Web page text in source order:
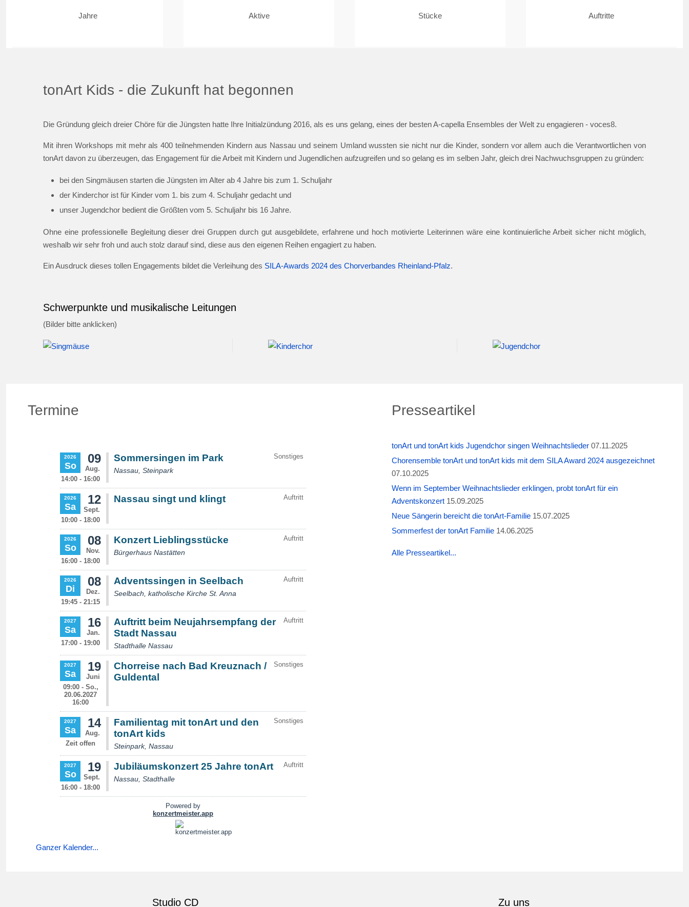
Jahre Aktive Stücke Auftritte
tonArt Kids - die Zukunft hat begonnen
Die Gründung gleich dreier Chöre für die Jüngsten hatte Ihre Initialzündung 2016, als es uns gelang, eines der besten A-capella Ensembles der Welt zu engagieren - voces8.
Mit ihren Workshops mit mehr als 400 teilnehmenden Kindern aus Nassau und seinem Umland wussten sie nicht nur die Kinder, sondern vor allem auch die Verantwortlichen von
tonArt davon zu überzeugen, das Engagement für die Arbeit mit Kindern und Jugendlichen aufzugreifen und so gelang es im selben Jahr, gleich drei Nachwuchsgruppen zu gründen:
bei den Singmäusen starten die Jüngsten im Alter ab 4 Jahre bis zum 1. Schuljahr
der Kinderchor ist für Kinder vom 1. bis zum 4. Schuljahr gedacht und
unser Jugendchor bedient die Größten vom 5. Schuljahr bis 16 Jahre.
Ohne eine professionelle Begleitung dieser drei Gruppen durch gut ausgebildete, erfahrene und hoch motivierte Leiterinnen wäre eine kontinuierliche Arbeit sicher nicht möglich,
weshalb wir sehr froh und auch stolz darauf sind, diese aus den eigenen Reihen engagiert zu haben.
Ein Ausdruck dieses tollen Engagements bildet die Verleihung des SILA-Awards 2024 des Chorverbandes Rheinland-Pfalz.
Schwerpunkte und musikalische Leitungen
(Bilder bitte anklicken)
Termine
Ganzer Kalender...
Presseartikel
tonArt und tonArt kids Jugendchor singen Weihnachtslieder 07.11.2025
Chorensemble tonArt und tonArt kids mit dem SILA Award 2024 ausgezeichnet
07.10.2025
Wenn im September Weihnachtslieder erklingen, probt tonArt für ein
Adventskonzert 15.09.2025
Neue Sängerin bereicht die tonArt-Familie 15.07.2025
Sommerfest der tonArt Familie 14.06.2025
Alle Presseartikel...
Studio CD Zu uns